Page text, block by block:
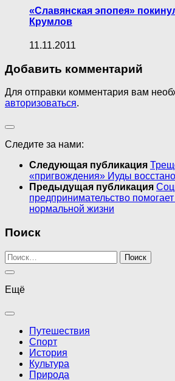
«Славянская эпопея»
Крумлов
11.11.2011
Добавить комментарий
Для отправки комментария вам
авторизоваться.
Следите за нами:
Следующая публикация
«пригвождения» Иуды
Предыдущая публикация
предпринимательство
нормальной жизни
Поиск
Найти:
Ещё
Путешествия
Спорт
История
Культура
Природа